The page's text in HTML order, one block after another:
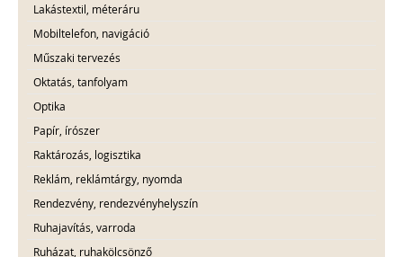
Lakástextil, méteráru
Mobiltelefon, navigáció
Műszaki tervezés
Oktatás, tanfolyam
Optika
Papír, írószer
Raktározás, logisztika
Reklám, reklámtárgy, nyomda
Rendezvény, rendezvényhelyszín
Ruhajavítás, varroda
Ruházat, ruhakölcsönző